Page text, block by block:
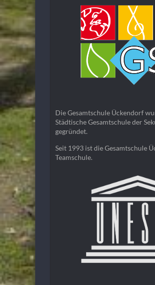
Die Gesamtschule Ückendorf
Städtische Gesamtschule der
gegründet.
Seit 1993 ist die Gesamtschule
Teamschule.